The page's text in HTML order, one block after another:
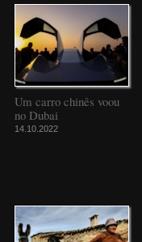
Um carro chinês voou
no Dubai
14.10.2022